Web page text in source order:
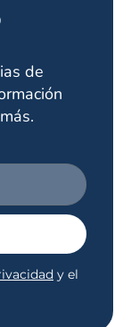
de
y el